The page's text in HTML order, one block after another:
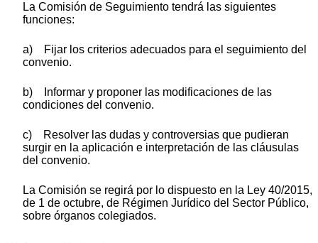
La Comisión de Seguimiento tendrá las siguientes
funciones:
a) Fijar los criterios adecuados para el seguimiento del
convenio.
b) Informar y proponer las modificaciones de las
condiciones del convenio.
c) Resolver las dudas y controversias que pudieran
surgir en la aplicación e interpretación de las cláusulas
del convenio.
La Comisión se regirá por lo dispuesto en la Ley 40/2015,
de 1 de octubre, de Régimen Jurídico del Sector Público,
sobre órganos colegiados.